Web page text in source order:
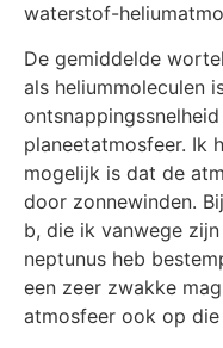
waterstof-
De gemiddelde
als heliummoleculen
planeetatmosfeer. Ik
mogelijk is dat de
door zonnewinden.
b, die ik vanwege
neptunus heb
een zeer zwakke
atmosfeer ook op